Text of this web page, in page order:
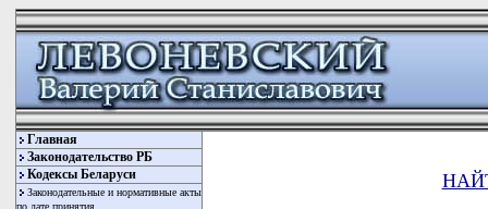
Главная
Законодательство РБ
Кодексы Беларуси
Законодательные и нормативные акты
по дате принятия